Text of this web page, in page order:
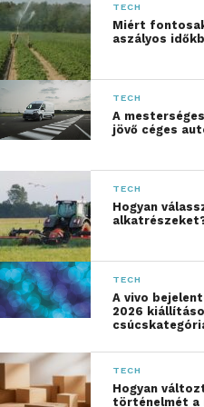
Digitális élmény
parton
hanem a digitális
Telekom streaming-
vitorlásverseny élménye
közelebb kerül a
otthonról követik az
interaktív, többkamerás
hajókövető rendszer új
bevonódását azáltal, hogy
minden tájáról
TECH
Miért
aszályos
TECH
A
jövő céges
TECH
Hogyan
TECH
A vivo
2026
TECH
Hogyan
történelmét a